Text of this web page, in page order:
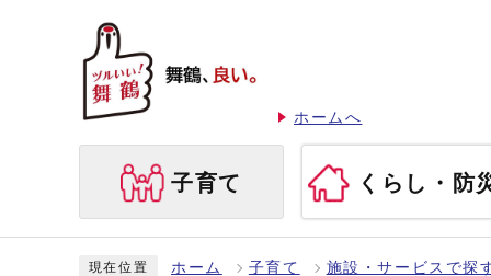
ホームへ
子育て くらし・防
現在位置 ホーム 子育て 施設・サービスで探